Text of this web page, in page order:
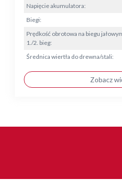
Napięcie akumulatora:
Biegi:
Prędkość obrotowa na biegu
1./2. bieg:
Średnica wiertła do drewna/stali:
Zobacz